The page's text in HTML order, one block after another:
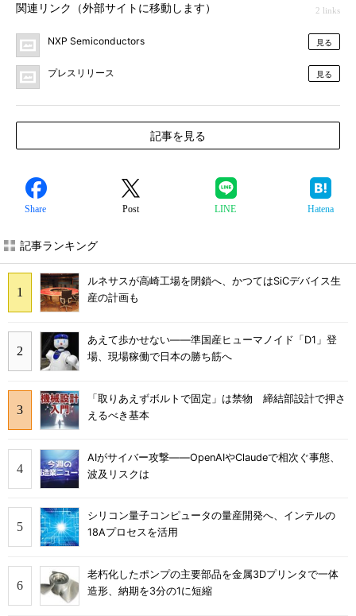
関連リンク（外部サイトに移動します） 2 links
NXP Semiconductors 見る
プレスリリース 見る
記事を見る
Share Post LINE Hatena
記事ランキング
ルネサスが高崎工場を閉鎖へ、かつてはSiCデバイス生
産の計画も
あえて歩かせない――準国産ヒューマノイド「D1」登
場、現場稼働で日本の勝ち筋へ
「取りあえずボルトで固定」は禁物 締結部設計で押さ
えるべき基本
AIがサイバー攻撃――OpenAIやClaudeで相次ぐ事態、
波及リスクは
シリコン量子コンピュータの量産開発へ、インテルの
18Aプロセスを活用
老朽化したポンプの主要部品を金属3Dプリンタで一体
造形、納期を3分の1に短縮